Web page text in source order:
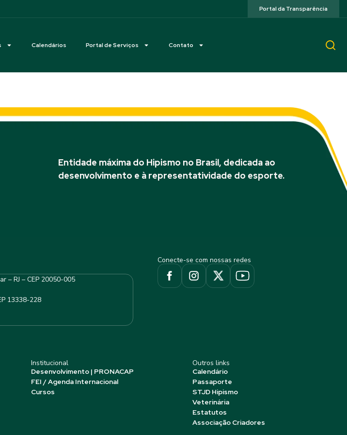
Portal da Transparência
Calendários Portal de Serviços Contato
Entidade máxima do Hipismo no Brasil, dedicada ao
desenvolvimento e à representatividade do esporte.
– RJ – CEP 20050-005
13338-228
Conecte-se com nossas redes
Institucional
Desenvolvimento | PRONACAP
FEI / Agenda Internacional
Cursos
Outros links
Calendário
Passaporte
STJD Hipismo
Veterinária
Estatutos
Associação Criadores